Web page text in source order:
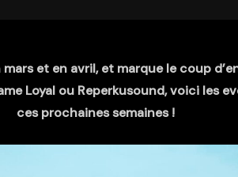
et en avril, et marque le coup
Loyal ou Reperkusound, voici les
ces prochaines semaines !